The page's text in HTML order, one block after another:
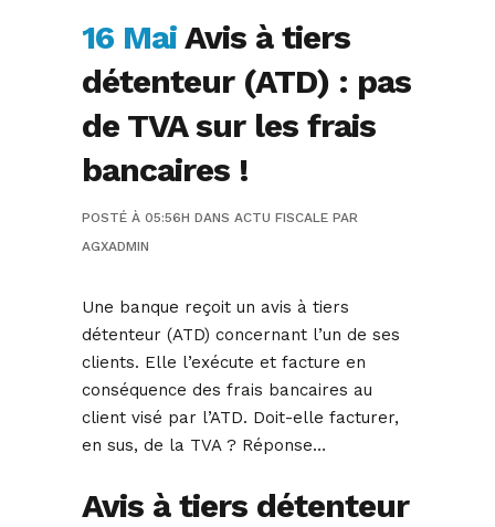
16 Mai Avis à tiers
détenteur (ATD) : pas
de TVA sur les frais
bancaires !
POSTÉ À 05:56H DANS ACTU FISCALE PAR
AGXADMIN
Une banque reçoit un avis à tiers
détenteur (ATD) concernant l’un de ses
clients. Elle l’exécute et facture en
conséquence des frais bancaires au
client visé par l’ATD. Doit-elle facturer,
en sus, de la TVA ? Réponse…
Avis à tiers détenteur